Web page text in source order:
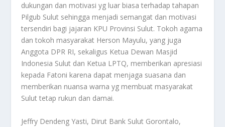
dukungan dan motivasi yg luar biasa terhadap tahapan
Pilgub Sulut sehingga menjadi semangat dan motivasi
tersendiri bagi jajaran KPU Provinsi Sulut. Tokoh agama
dan tokoh masyarakat Herson Mayulu, yang juga
Anggota DPR RI, sekaligus Ketua Dewan Masjid
Indonesia Sulut dan Ketua LPTQ, memberikan apresiasi
kepada Fatoni karena dapat menjaga suasana dan
memberikan nuansa warna yg membuat masyarakat
Sulut tetap rukun dan damai.
Jeffry Dendeng Yasti, Dirut Bank Sulut Gorontalo,